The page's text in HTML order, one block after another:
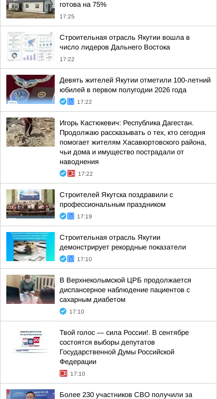
готова на 75%
17:25
Строительная отрасль Якутии вошла в
число лидеров Дальнего Востока
17:22
Девять жителей Якутии отметили 100-летний
юбилей в первом полугодии 2026 года
17:22
Игорь Кастюкевич: Республика Дагестан.
Продолжаю рассказывать о тех, кто сегодня
помогает жителям Хасавюртовского района,
чьи дома и имущество пострадали от
наводнения
17:22
Строителей Якутска поздравили с
профессиональным праздником
17:19
Строительная отрасль Якутии
демонстрирует рекордные показатели
17:10
В Верхнеколымской ЦРБ продолжается
диспансерное наблюдение пациентов с
сахарным диабетом
17:10
Твой голос — сила России!. В сентябре
состоятся выборы депутатов
Государственной Думы Российской
Федерации
17:10
Более 230 участников СВО получили за